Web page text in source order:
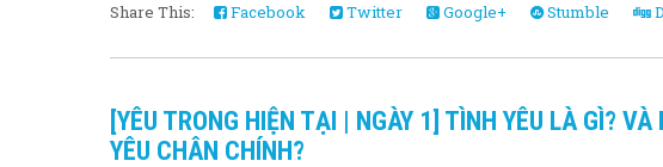
Share This: Facebook Twitter Google+ Stumble
[YÊU TRONG HIỆN TẠI | NGÀY 1] TÌNH YÊU LÀ GÌ?
YÊU CHÂN CHÍNH?